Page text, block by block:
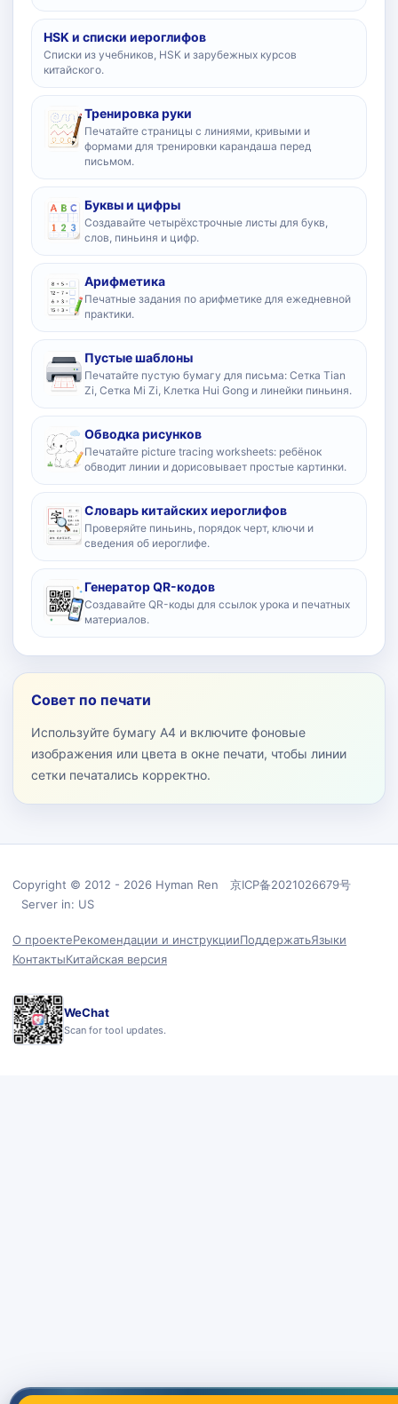
HSK и списки иероглифов
Списки из учебников, HSK и зарубежных курсов
китайского.
Тренировка руки
Печатайте страницы с линиями, кривыми и
формами для тренировки карандаша перед
письмом.
Буквы и цифры
Создавайте четырёхстрочные листы для букв,
слов, пиньиня и цифр.
Арифметика
Печатные задания по арифметике для ежедневной
практики.
Пустые шаблоны
Печатайте пустую бумагу для письма: Сетка Tian
Zi, Сетка Mi Zi, Клетка Hui Gong и линейки пиньиня.
Обводка рисунков
Печатайте picture tracing worksheets: ребёнок
обводит линии и дорисовывает простые картинки.
Словарь китайских иероглифов
Проверяйте пиньинь, порядок черт, ключи и
сведения об иероглифе.
Генератор QR-кодов
Создавайте QR-коды для ссылок урока и печатных
материалов.
Совет по печати
Используйте бумагу A4 и включите фоновые
изображения или цвета в окне печати, чтобы линии
сетки печатались корректно.
Copyright © 2012 - 2026 Hyman Ren 京ICP备2021026679号
Server in: US
О проектеРекомендации и инструкцииПоддержатьЯзыки
КонтактыКитайская версия
WeChat
Scan for tool updates.